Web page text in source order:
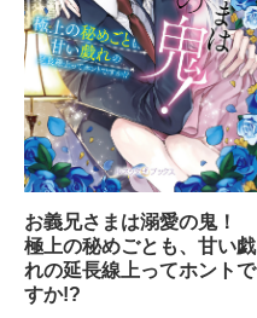
お義兄さまは溺愛の鬼！
極上の秘めごとも、甘い戯
れの延長線上ってホントで
すか!?